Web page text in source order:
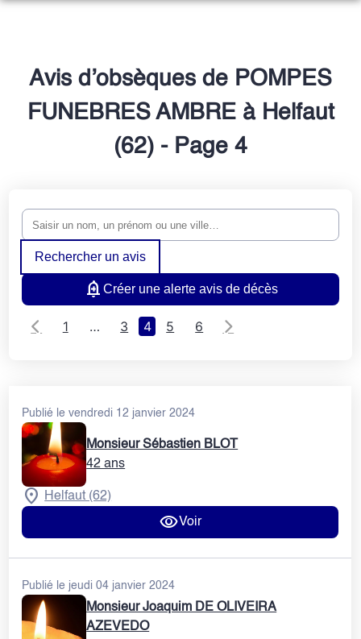
ORGANISER DES OBSÈQUES
PRÉVOIR SES OBSÈQUES
MONUMENTS FUNÉRAIRES
NOTRE CHAMBRE FUNERAIRE
ESPACES HOMMAGES
Avis d’obsèques de POMPES
FUNEBRES AMBRE à Helfaut
(62) - Page 4
Rechercher un avis
Créer une alerte avis de décès
1 … 3 4 5 6
Publié le vendredi 12 janvier 2024
Monsieur Sébastien BLOT
42 ans
Helfaut (62)
Voir
Publié le jeudi 04 janvier 2024
Monsieur Joaquim DE OLIVEIRA
AZEVEDO